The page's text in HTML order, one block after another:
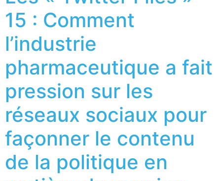
15 : Comment
l’industrie
pharmaceutique a fait
pression sur les
réseaux sociaux pour
façonner le contenu
de la politique en